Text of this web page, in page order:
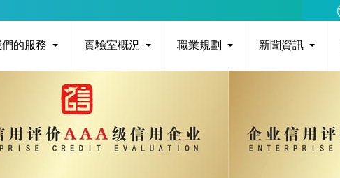
們的服務 實驗室概況 職業規劃 新聞資訊